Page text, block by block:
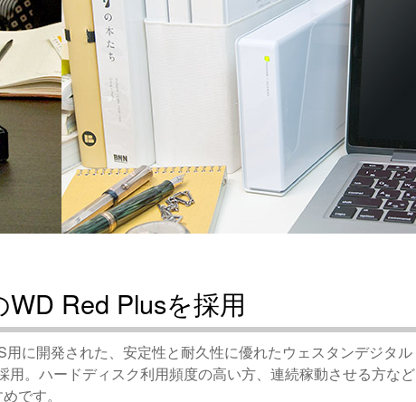
WD Red Plusを採用
に開発された、安定性と耐久性に優れたウェスタンデジタル
。ハードディスク利用頻度の高い方、連続稼動させる方など
です。